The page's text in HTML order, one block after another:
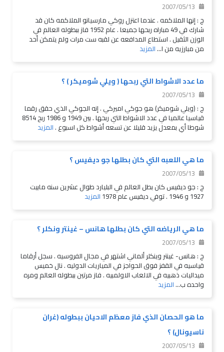
2007/05/13
ج : إنها الملاكمه . عندما اعتزل روكي مارسيانو الملاكمه كان قد
شارك في 49 مباراه ربحها جميعا . عام 1952 فاز ببطوله العالم في
الوزن الثقيل . استطاع المدافعه عن لقبه ست مرات ولم يتمكن أحد
من مبارزيه من ا...المزيد
ما عدد الاشواط التي ربحها ( ويلي شوميكر ) ؟
2007/05/13
ج : (ويلي شوميكر) هو جوكي اميركي . إنه الجوكي الذي حقق رقما
قياسيا عالميا في عدد الاشواط التي ربحها . بين 1949 و 1986 ربح 8514
شوطا أي بمعدل يزيد قليلا عن تسعه أشواط كل اسبوع .المزيد
ما هي اللعبه التي كان بطلها جو ديفيس ؟
2007/05/13
ج : جو ديفيس كان بطل العالم في البليارد طوال عشرين سنه مابيت
1927 و 1946 . توفي ديفيس عام 1978 المزيد
ما هي الرياضه التي كان بطلها هانس – غينتر ونكلر ؟
2007/05/13
ج : هانس- غينتر وينكلر ألماني اشتهر في مجال الفروسيه . سجل أرقاما
قياسيه في القفز فوق الحواجز في المياريات الدوليه . نال خميس
ميداليات ذهبيه في الالعاب الاولمبيه . فاز مرتين ببطوله العالم ومره
واحده ب...المزيد
ما هو الحصان الذي فاز معظم الاحيان ببطوله (غران
ناسيونال) ؟
2007/05/13